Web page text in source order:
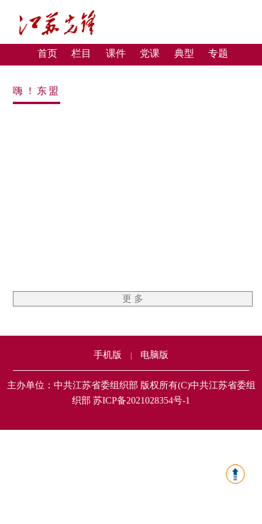
首页 栏目 课件 党课 典型 专题
嗨！东盟
更 多
手机版 电脑版
主办单位：中共江苏省委组织部 版权所有(C)中共江苏省委组
织部 苏ICP备2021028354号-1